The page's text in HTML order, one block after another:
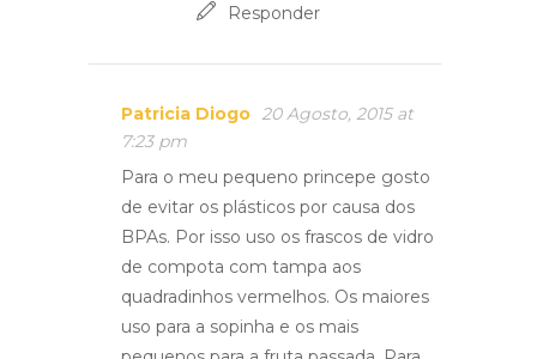
Responder
Patricia Diogo 20 Agosto, 2015 at
7:23 pm
Para o meu pequeno princepe gosto
de evitar os plásticos por causa dos
BPAs. Por isso uso os frascos de vidro
de compota com tampa aos
quadradinhos vermelhos. Os maiores
uso para a sopinha e os mais